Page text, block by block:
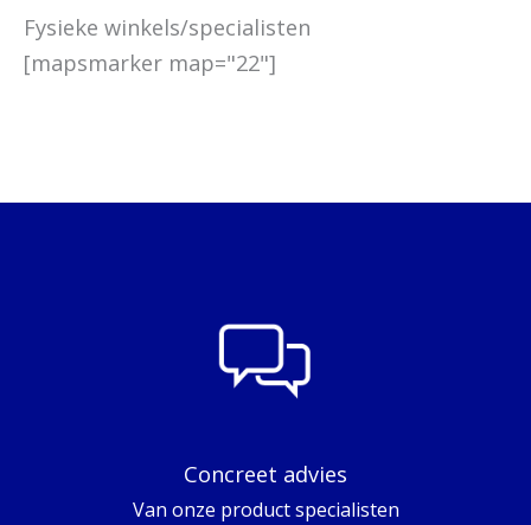
Fysieke winkels/specialisten
[mapsmarker map="22"]
Concreet advies
Van onze product specialisten